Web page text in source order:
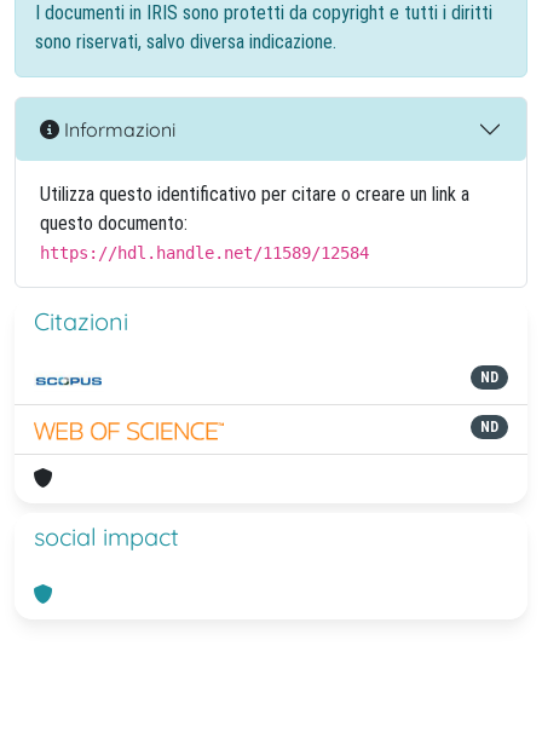
I documenti in IRIS sono protetti da copyright e tutti i diritti
sono riservati, salvo diversa indicazione.
Informazioni
Utilizza questo identificativo per citare o creare un link a
questo documento:
https://hdl.handle.net/11589/12584
Citazioni
ND
ND
social impact